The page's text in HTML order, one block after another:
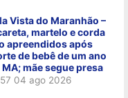
Vista do Maranhão –
martelo e corda
apreendidos após
de bebê de um ano
mãe segue presa
04 ago 2026